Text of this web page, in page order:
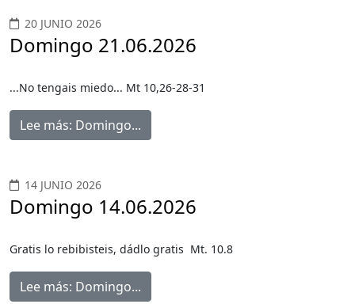
20 JUNIO 2026
Domingo 21.06.2026
...No tengais miedo... Mt 10,26-28-31
Lee más: Domingo...
14 JUNIO 2026
Domingo 14.06.2026
Gratis lo rebibisteis, dádlo gratis Mt. 10.8
Lee más: Domingo...